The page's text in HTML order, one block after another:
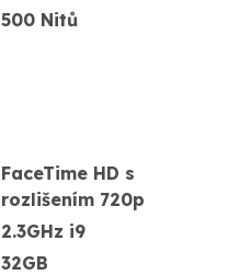
500 Nitů
FaceTime HD s
rozlišením 720p
2.3GHz i9
32GB